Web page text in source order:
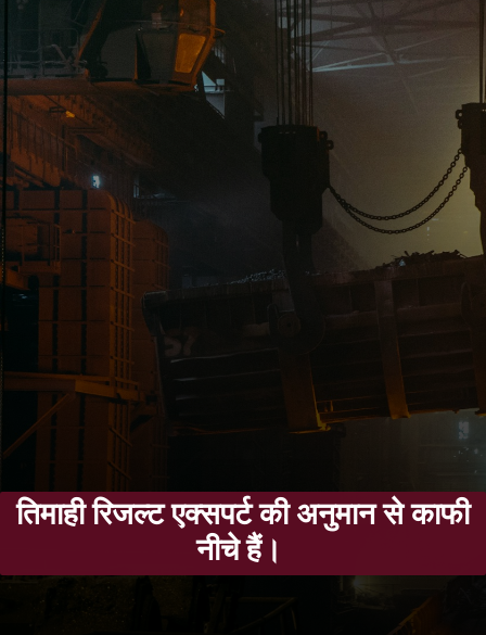
तिमाही रिजल्ट एक्सपर्ट की अनुमान से काफी
नीचे हैं।